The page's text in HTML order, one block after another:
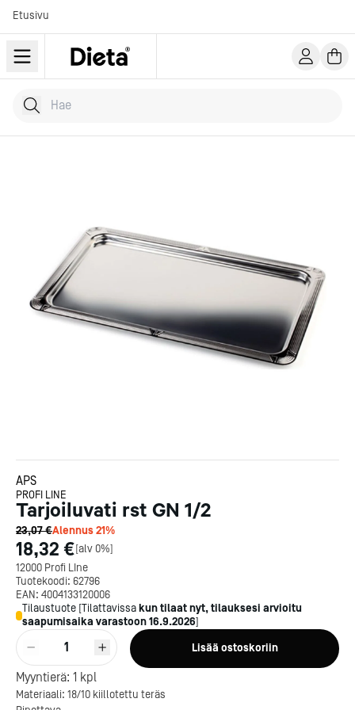
Etusivu
Hae tuotteita
Kirjoita hakusana...
APS
PROFI LINE
Tarjoiluvati rst GN 1/2
23,07 €Alennus21%
18,32 €[alv 0%]
12000 Profi LIne
Tuotekoodi: 62796
EAN: 4004133120006
Tilaustuote [Tilattavissa kun tilaat nyt, tilauksesi arvioitu
saapumisaika varastoon16.9.2026]
1 Lisää ostoskoriin
Myyntierä: 1 kpl
Materiaali: 18/10 kiillotettu teräs
Kotipizza on vuonna 1987
perustettu yritys, jolla on yli
300 ravintolaa eri puolella